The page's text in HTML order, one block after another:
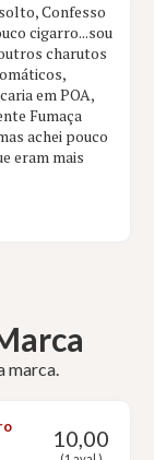
Confesso
cigarro...sou
charutos
em POA,
Fumaça
achei pouco
eram mais
marca.
10,00